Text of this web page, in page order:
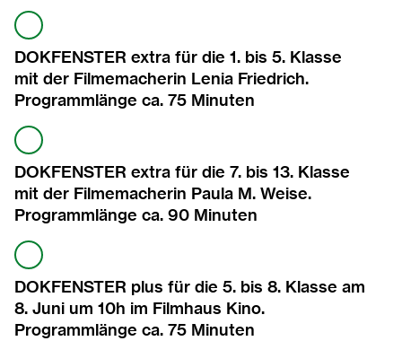
DOKFENSTER extra für die 1. bis 5. Klasse
mit der Filmemacherin Lenia Friedrich.
Programmlänge ca. 75 Minuten
DOKFENSTER extra für die 7. bis 13. Klasse
mit der Filmemacherin Paula M. Weise.
Programmlänge ca. 90 Minuten
DOKFENSTER plus für die 5. bis 8. Klasse am
8. Juni um 10h im Filmhaus Kino.
Programmlänge ca. 75 Minuten